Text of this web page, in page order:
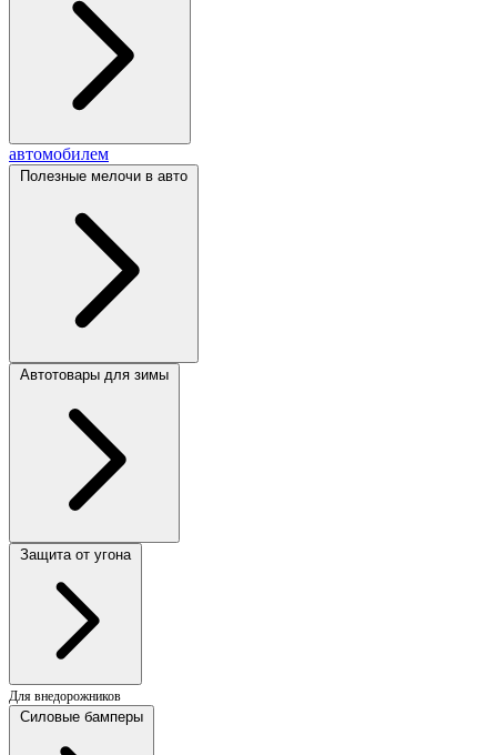
автомобилем
Полезные мелочи в авто
Автотовары для зимы
Защита от угона
Для внедорожников
Силовые бамперы